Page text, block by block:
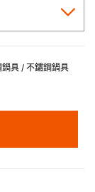
具 / 不鏽鋼鍋具